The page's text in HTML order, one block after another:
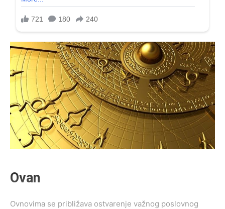
Ovan
Ovnovima se približava ostvarenje važnog poslovnog